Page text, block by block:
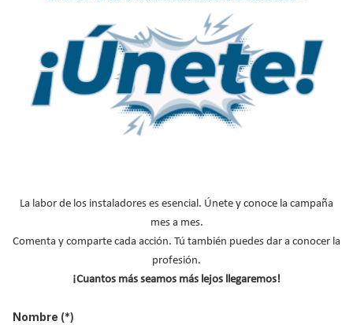
ROCKWOOL renueva su
compromiso con GBCe,
institución que promueve la
transformación de la edificación a
un modelo sostenible
La labor de los instaladores es esencial. Únete y conoce la campaña
mes a mes.
Comenta y comparte cada acción. Tú también puedes dar a conocer la
profesión.
¡Cuantos más seamos más lejos llegaremos!
Nombre (*)